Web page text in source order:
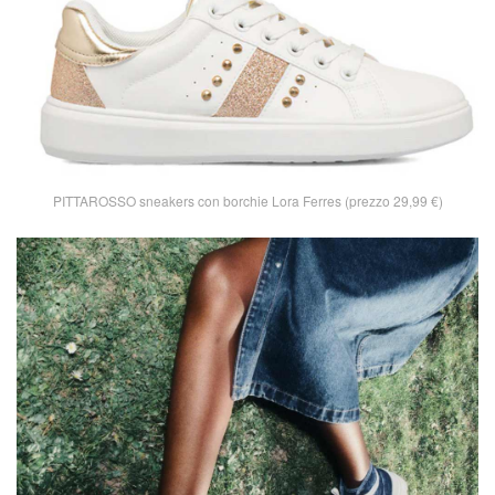
PITTAROSSO sneakers con borchie Lora Ferres (prezzo 29,99 €)